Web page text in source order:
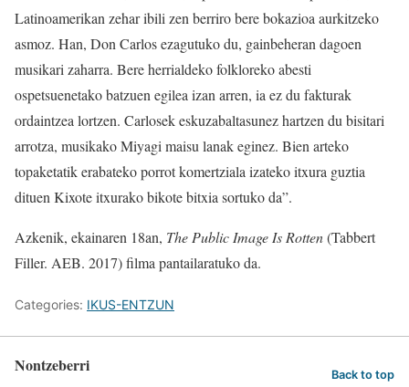
Latinoamerikan zehar ibili zen berriro bere bokazioa aurkitzeko
asmoz. Han, Don Carlos ezagutuko du, gainbeheran dagoen
musikari zaharra. Bere herrialdeko folkloreko abesti
ospetsuenetako batzuen egilea izan arren, ia ez du fakturak
ordaintzea lortzen. Carlosek eskuzabaltasunez hartzen du bisitari
arrotza, musikako Miyagi maisu lanak eginez. Bien arteko
topaketatik erabateko porrot komertziala izateko itxura guztia
dituen Kixote itxurako bikote bitxia sortuko da”.
Azkenik, ekainaren 18an, The Public Image Is Rotten(Tabbert
Filler. AEB. 2017) filma pantailaratuko da.
Categories: IKUS-ENTZUN
Nontzeberri Back to top